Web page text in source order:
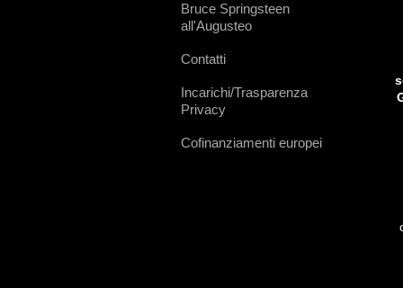
Bruce Springsteen
all'Augusteo
Contatti
Incarichi/Trasparenza
Privacy
Cofinanziamenti europei